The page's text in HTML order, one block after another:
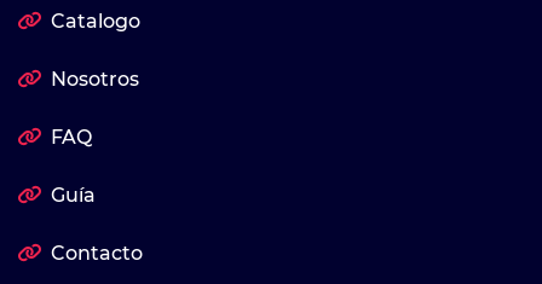
Catalogo
Nosotros
FAQ
Guía
Contacto